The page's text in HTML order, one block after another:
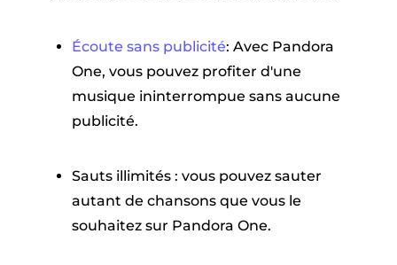
Écoute sans publicité: Avec Pandora
One, vous pouvez profiter d'une
musique ininterrompue sans aucune
publicité.
Sauts illimités : vous pouvez sauter
autant de chansons que vous le
souhaitez sur Pandora One.